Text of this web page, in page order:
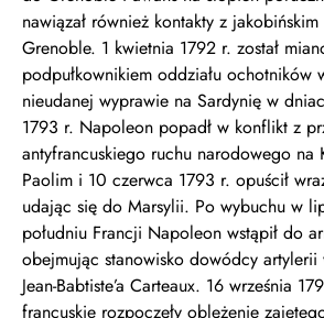
nawiązał również kontakty z
Grenoble. 1 kwietnia 1792 r. został
podpułkownikiem oddziału ochotników
nieudanej wyprawie na Sardynię w
1793 r. Napoleon popadł w konflikt z
antyfrancuskiego ruchu narodowego na
Paolim i 10 czerwca 1793 r. opuścił
udając się do Marsylii. Po wybuchu w
południu Francji Napoleon wstąpił do
obejmując stanowisko dowódcy artylerii
Jean-Babtiste’a Carteaux. 16 września
francuskie rozpoczęły oblężenie